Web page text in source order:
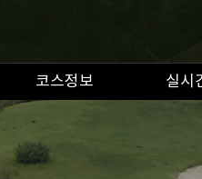
코스정보 실시